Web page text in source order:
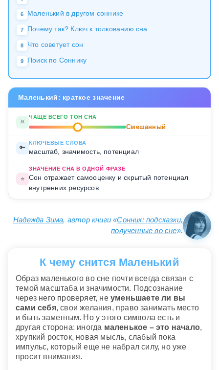
6 Маленький в другом соннике
7 Почему так? Ключ к толкованию сна
8 Что советует сон
9 Поиск по Соннику
Маленький: краткое значение
🌞
ЧАЩЕ ВСЕГО ТОН СНА
Смешанный
🔑
КЛЮЧЕВЫЕ СЛОВА
масштаб, значимость, потенциал
⭐
ЗНАЧЕНИЕ СНА В ОДНОЙ ФРАЗЕ
Сон отражает самооценку и скрытый потенциал
внутренних ресурсов
Надежда Зима, автор книги «Сонник: подсказки,
полученные во сне».
К чему снится Маленький
Образ маленького во сне почти всегда связан с
темой масштаба и значимости. Подсознание
через него проверяет, не уменьшаете ли вы
сами себя, свои желания, право занимать место
и быть заметным. Но у этого символа есть и
другая сторона: иногда маленькое – это начало,
хрупкий росток, новая мысль, слабый пока
импульс, который еще не набрал силу, но уже
просит внимания.